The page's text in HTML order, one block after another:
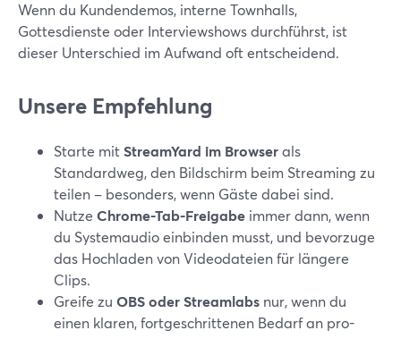
Wenn du Kundendemos, interne Townhalls,
Gottesdienste oder Interviewshows durchführst, ist
dieser Unterschied im Aufwand oft entscheidend.
Unsere Empfehlung
Starte mitStreamYard im Browserals
Standardweg, den Bildschirm beim Streaming zu
teilen – besonders, wenn Gäste dabei sind.
Nutze Chrome-Tab-Freigabe immer dann, wenn
du Systemaudio einbinden musst, und bevorzuge
das Hochladen von Videodateien für längere
Clips.
Greife zu OBS oder Streamlabs nur, wenn du
einen klaren, fortgeschrittenen Bedarf an pro-